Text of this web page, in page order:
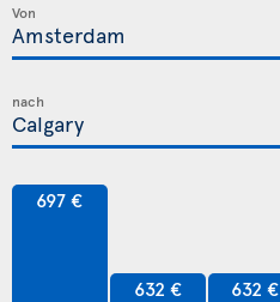
Von
nach
697 €
632 € 632 €